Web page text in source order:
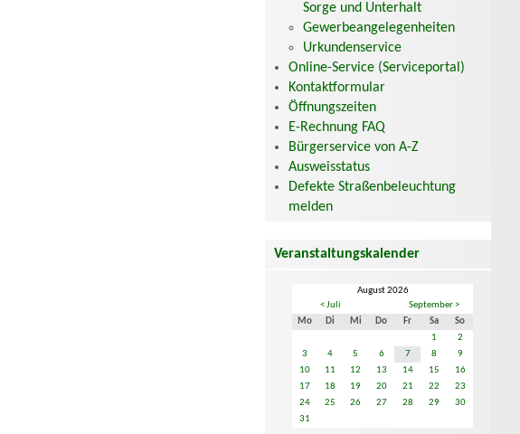
Sorge und Unterhalt
Gewerbeangelegenheiten
Urkundenservice
Online-Service (Serviceportal)
Kontaktformular
Öffnungszeiten
E-Rechnung FAQ
Bürgerservice von A-Z
Ausweisstatus
Defekte Straßenbeleuchtung
melden
Veranstaltungskalender
August 2026
< Juli
September >
Mo
Di Mi Do Fr Sa
So
1
2
3
4 5 6 7 8
9
10
11 12 13 14 15
16
17
18 19 20 21 22
23
24
25 26 27 28 29
30
31